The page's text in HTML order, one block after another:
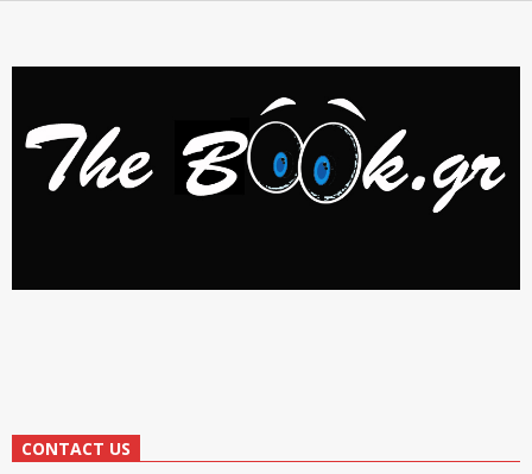
CONTACT US